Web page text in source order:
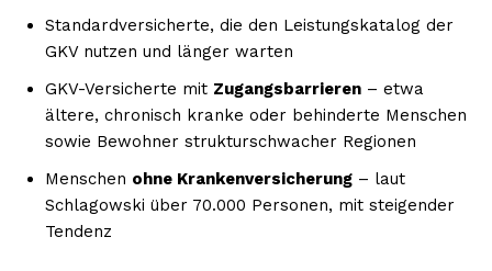
Standardversicherte, die den Leistungskatalog der
GKV nutzen und länger warten
GKV-Versicherte mit Zugangsbarrieren – etwa
ältere, chronisch kranke oder behinderte Menschen
sowie Bewohner strukturschwacher Regionen
Menschen ohne Krankenversicherung – laut
Schlagowski über 70.000 Personen, mit steigender
Tendenz